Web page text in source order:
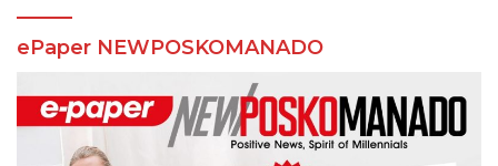
ePaper NEWPOSKOMANADO